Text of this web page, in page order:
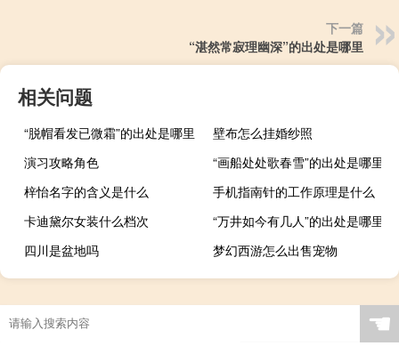
下一篇
“湛然常寂理幽深”的出处是哪里
相关问题
“脱帽看发已微霜”的出处是哪里
壁布怎么挂婚纱照
演习攻略角色
“画船处处歌春雪”的出处是哪里
梓怡名字的含义是什么
手机指南针的工作原理是什么
卡迪黛尔女装什么档次
“万井如今有几人”的出处是哪里
四川是盆地吗
梦幻西游怎么出售宠物
☚